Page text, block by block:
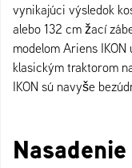
vynikajúci výsledok
alebo 132 cm žací
modelom Ariens
klasickým traktorom
IKON sú navyše
Nasadenie